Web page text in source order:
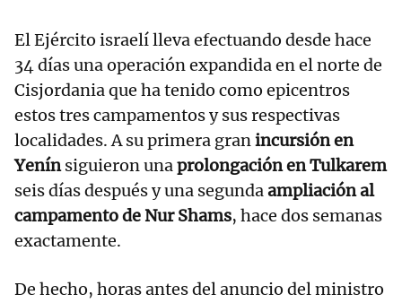
El Ejército israelí lleva efectuando desde hace
34 días una operación expandida en el norte de
Cisjordania que ha tenido como epicentros
estos tres campamentos y sus respectivas
localidades. A su primera granincursión en
Yenínsiguieron unaprolongación en Tulkarem
seis días después y una segundaampliación al
campamento de Nur Shams, hace dos semanas
exactamente.
De hecho, horas antes del anuncio del ministro